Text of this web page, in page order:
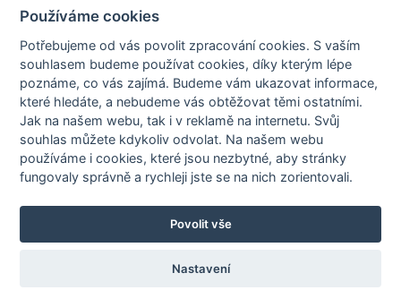
Členové STOBklubu
Zásady nakládání s osobními údaji
Otestujte se
Spočítejte si
Výzva 52
WWW.HRAVEZIJZDRAVE.CZ
Používáme cookies
Potřebujeme od vás povolit zpracování cookies. S vaším
souhlasem budeme používat cookies, díky kterým lépe
poznáme,co vás zajímá. Budeme vám ukazovat informace,
které hledáte, a nebudeme vás obtěžovat těmi ostatními.
Jak na našem webu, tak i v reklamě na internetu. Svůj
souhlas můžete kdykoliv odvolat. Na našem webu
používáme i cookies, které jsou nezbytné, aby stránky
fungovaly správně a rychleji jste se na nich zorientovali.
Povolit vše
Nastavení